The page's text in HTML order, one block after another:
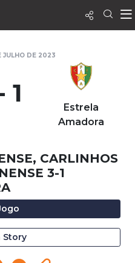
JULHO DE 2023
1
Estrela
Amadora
CARLINHOS
3-1
Story